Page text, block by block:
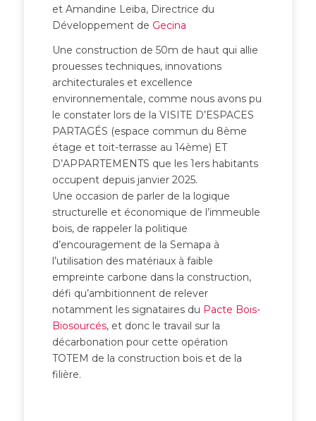
et Amandine Leiba, Directrice du
Développement de Gecina
Une construction de 50m de haut qui allie
prouesses techniques, innovations
architecturales et excellence
environnementale, comme nous avons pu
le constater lors de la VISITE D’ESPACES
PARTAGÉS (espace commun du 8ème
étage et toit-terrasse au 14ème) ET
D’APPARTEMENTS que les 1ers habitants
occupent depuis janvier 2025.
Une occasion de parler de la logique
structurelle et économique de l’immeuble
bois, de rappeler la politique
d’encouragement de la Semapa à
l’utilisation des matériaux à faible
empreinte carbone dans la construction,
défi qu’ambitionnent de relever
notamment les signataires du Pacte Bois-
Biosourcés, et donc le travail sur la
décarbonation pour cette opération
TOTEM de la construction bois et de la
filière.